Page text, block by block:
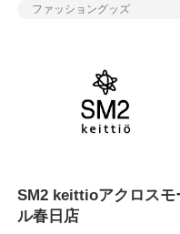
ファッショングッズ
SM2 keittioアクロスモ
ル春日店